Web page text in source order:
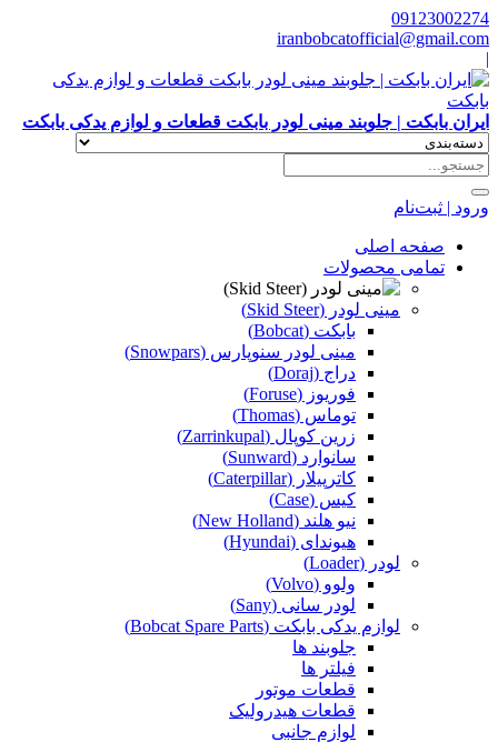
09123002274
iranbobcatofficial@gmail.com
|
ایران بابکت | جلوبند مینی لودر بابکت قطعات و لوازم یدکی بابکت
ورود | ثبت‌نام
صفحه اصلی
تمامی محصولات
مینی لودر (Skid Steer)
بابکت (Bobcat)
مینی لودر سنوپارس (Snowpars)
دراج (Doraj)
فوریوز (Foruse)
توماس (Thomas)
زرین کوپال (Zarrinkupal)
سانوارد (Sunward)
کاترپیلار (Caterpillar)
کیس (Case)
نیو هلند (New Holland)
هیوندای (Hyundai)
لودر (Loader)
ولوو (Volvo)
لودر سانی (Sany)
لوازم یدکی بابکت (Bobcat Spare Parts)
جلوبند ها
فیلتر ها
قطعات موتور
قطعات هیدرولیک
لوازم جانبی